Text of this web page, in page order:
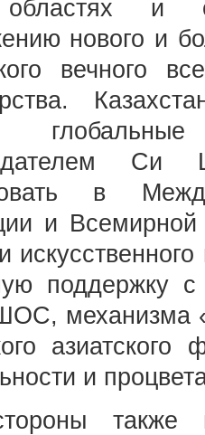
и
нового и
вечного
Си
в
и Всемирной
поддержку с
механизма
азиатского
и
также